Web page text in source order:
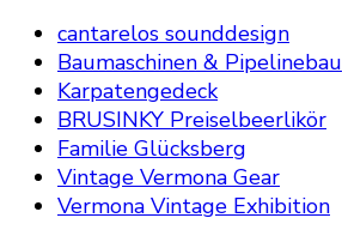
cantarelos sounddesign
Baumaschinen & Pipelinebau
Karpatengedeck
BRUSINKY Preiselbeerlikör
Familie Glücksberg
Vintage Vermona Gear
Vermona Vintage Exhibition